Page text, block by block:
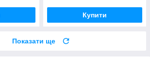
Купити
Показати ще